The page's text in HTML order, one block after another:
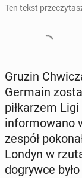
Ten tekst
Gruzin
Germain
pił­ka­rzem
in­for­mo­wa­no
zespół
Londyn w
do­gryw­ce